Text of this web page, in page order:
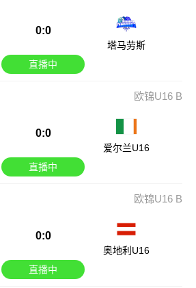
0:0
塔马劳斯
直播中
欧锦U16 B
0:0
爱尔兰U16
直播中
欧锦U16 B
0:0
奥地利U16
直播中